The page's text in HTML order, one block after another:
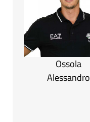
Ossola
Alessandro